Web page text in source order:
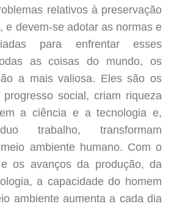
relativos à preservação
e devem-se adotar as normas e
para enfrentar esses
as coisas do mundo, os
a mais valiosa. Eles são os
social, criam riqueza
a ciência e a tecnologia e,
trabalho, transformam
ambiente humano. Com o
os avanços da produção, da
a capacidade do homem
ambiente aumenta a cada dia